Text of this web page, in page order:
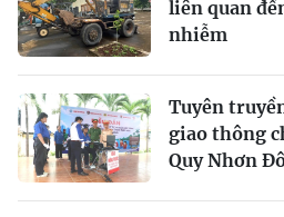
liên quan
nhiễm
Tuyên
giao thông
Quy Nhơn